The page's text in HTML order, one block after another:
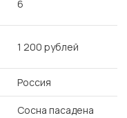
6
1 200 рублей
Россия
Сосна пасадена